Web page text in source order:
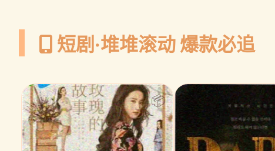
短剧·堆堆滚动 爆款必追